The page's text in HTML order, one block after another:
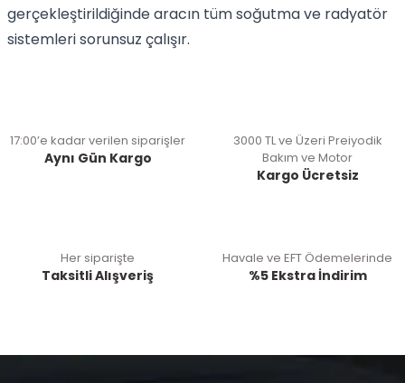
gerçekleştirildiğinde aracın tüm soğutma ve radyatör
sistemleri sorunsuz çalışır.
17:00’e kadar verilen siparişler
Aynı Gün Kargo
3000 TL ve Üzeri Preiyodik
Bakım ve Motor
Kargo Ücretsiz
Her siparişte
Taksitli Alışveriş
Havale ve EFT Ödemelerinde
%5 Ekstra İndirim